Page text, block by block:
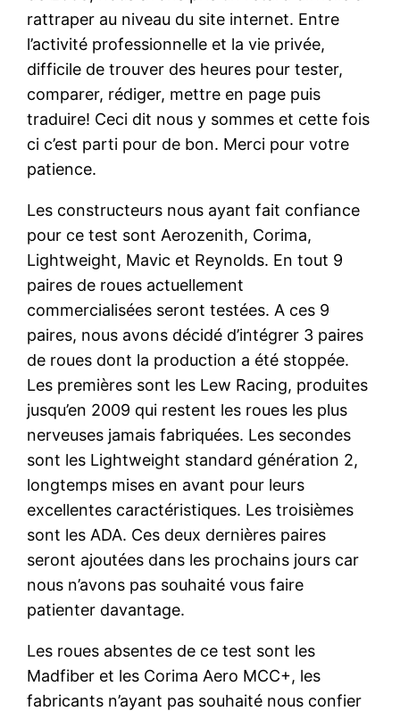
rattraper au niveau du site internet. Entre
l’activité professionnelle et la vie privée,
difficile de trouver des heures pour tester,
comparer, rédiger, mettre en page puis
traduire! Ceci dit nous y sommes et cette fois
ci c’est parti pour de bon. Merci pour votre
patience.
Les constructeurs nous ayant fait confiance
pour ce test sont Aerozenith, Corima,
Lightweight, Mavic et Reynolds. En tout 9
paires de roues actuellement
commercialisées seront testées. A ces 9
paires, nous avons décidé d’intégrer 3 paires
de roues dont la production a été stoppée.
Les premières sont les Lew Racing, produites
jusqu’en 2009 qui restent les roues les plus
nerveuses jamais fabriquées. Les secondes
sont les Lightweight standard génération 2,
longtemps mises en avant pour leurs
excellentes caractéristiques. Les troisièmes
sont les ADA. Ces deux dernières paires
seront ajoutées dans les prochains jours car
nous n’avons pas souhaité vous faire
patienter davantage.
Les roues absentes de ce test sont les
Madfiber et les Corima Aero MCC+, les
fabricants n’ayant pas souhaité nous confier